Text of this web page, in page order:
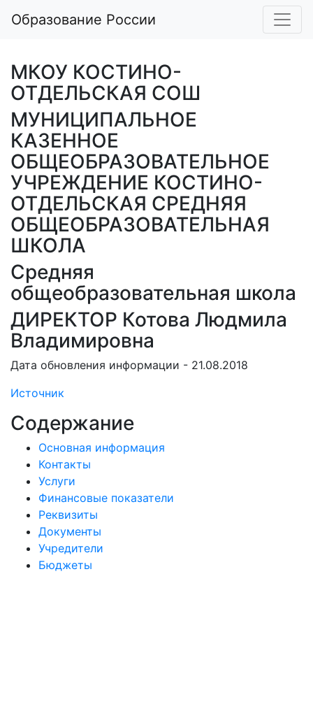
Образование России
МКОУ КОСТИНО-
ОТДЕЛЬСКАЯ СОШ
МУНИЦИПАЛЬНОЕ
КАЗЕННОЕ
ОБЩЕОБРАЗОВАТЕЛЬНОЕ
УЧРЕЖДЕНИЕ КОСТИНО-
ОТДЕЛЬСКАЯ СРЕДНЯЯ
ОБЩЕОБРАЗОВАТЕЛЬНАЯ
ШКОЛА
Средняя
общеобразовательная школа
ДИРЕКТОР Котова Людмила
Владимировна
Дата обновления информации - 21.08.2018
Источник
Содержание
Основная информация
Контакты
Услуги
Финансовые показатели
Реквизиты
Документы
Учредители
Бюджеты